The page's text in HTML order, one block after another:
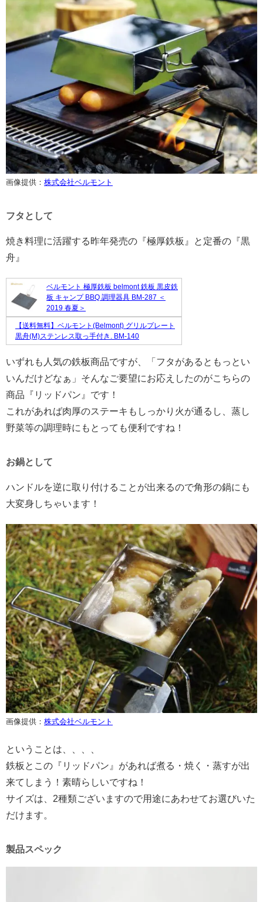
画像提供： 株式会社ベルモント
フタとして
焼き料理に活躍する昨年発売の『極厚鉄板』と定番の『黒
舟』
ベルモント 極厚鉄板 belmont 鉄板 黒皮鉄
板 キャンプ BBQ 調理器具 BM-287 ＜
2019 春夏＞
【送料無料】ベルモント(Belmont) グリルプレート
黒舟(M)ステンレス取っ手付き. BM-140
いずれも人気の鉄板商品ですが、「フタがあるともっとい
いんだけどなぁ」そんなご要望にお応えしたのがこちらの
商品『リッドパン』です！
これがあれば肉厚のステーキもしっかり火が通るし、蒸し
野菜等の調理時にもとっても便利ですね！
お鍋として
ハンドルを逆に取り付けることが出来るので角形の鍋にも
大変身しちゃいます！
画像提供： 株式会社ベルモント
ということは、、、、
鉄板とこの『リッドパン』があれば煮る・焼く・蒸すが出
来てしまう！素晴らしいですね！
サイズは、2種類ございますので用途にあわせてお選びいた
だけます。
製品スペック